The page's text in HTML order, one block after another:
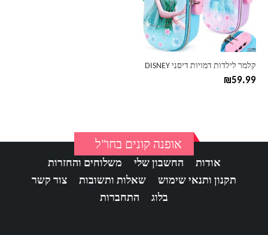
קלמר לילדות דמויות דיסני DISNEY
₪59.99
ניתן
לבחור
את
האפשרויות
בעמוד
אופנה קונים בחו"ל
אודות החשבון שלי
משלוחים והחזרות
תקנון ותנאי שימוש
שאלות ותשובות
צור קשר
בלוג
התחברות